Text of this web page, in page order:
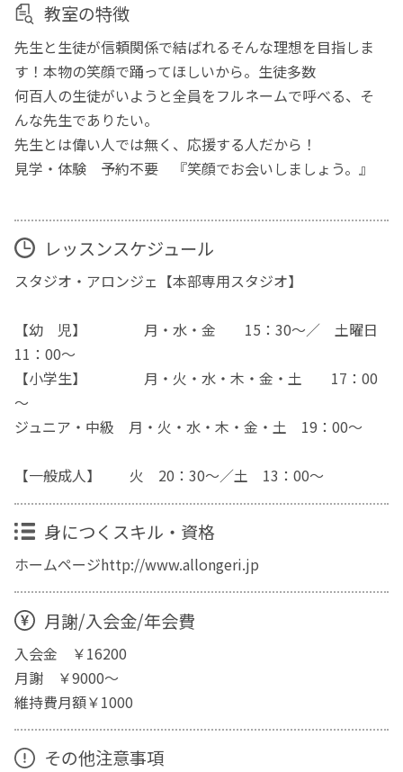
教室の特徴
先生と生徒が信頼関係で結ばれるそんな理想を目指しま
す！本物の笑顔で踊ってほしいから。生徒多数
何百人の生徒がいようと全員をフルネームで呼べる、そ
んな先生でありたい。
先生とは偉い人では無く、応援する人だから！
見学・体験 予約不要 『笑顔でお会いしましょう。』
レッスンスケジュール
スタジオ・アロンジェ【本部専用スタジオ】
【幼 児】 月・水・金 15：30～／ 土曜日
11：00～
【小学生】 月・火・水・木・金・土 17：00
～
ジュニア・中級 月・火・水・木・金・土 19：00～
【一般成人】 火 20：30～／土 13：00～
身につくスキル・資格
ホームページhttp://www.allongeri.jp
月謝/入会金/年会費
入会金 ￥16200
月謝 ￥9000～
維持費月額￥1000
その他注意事項